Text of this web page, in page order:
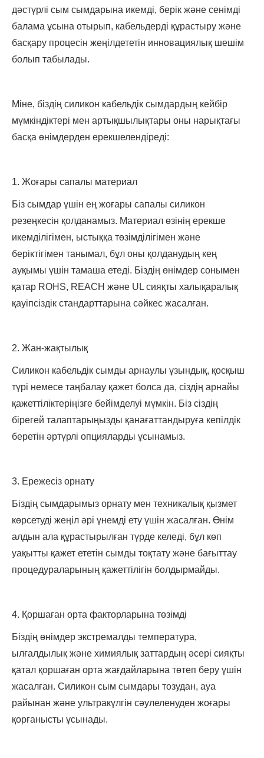
дәстүрлі сым сымдарына икемді, берік және сенімді
балама ұсына отырып, кабельдерді құрастыру және
басқару процесін жеңілдететін инновациялық шешім
болып табылады.
Міне, біздің силикон кабельдік сымдардың кейбір
мүмкіндіктері мен артықшылықтары оны нарықтағы
басқа өнімдерден ерекшелендіреді:
1. Жоғары сапалы материал
Біз сымдар үшін ең жоғары сапалы силикон
резеңкесін қолданамыз. Материал өзінің ерекше
икемділігімен, ыстыққа төзімділігімен және
беріктігімен танымал, бұл оны қолданудың кең
ауқымы үшін тамаша етеді. Біздің өнімдер сонымен
қатар ROHS, REACH және UL сияқты халықаралық
қауіпсіздік стандарттарына сәйкес жасалған.
2. Жан-жақтылық
Силикон кабельдік сымды арнаулы ұзындық, қосқыш
түрі немесе таңбалау қажет болса да, сіздің арнайы
қажеттіліктеріңізге бейімделуі мүмкін. Біз сіздің
бірегей талаптарыңызды қанағаттандыруға кепілдік
беретін әртүрлі опцияларды ұсынамыз.
3. Ережесіз орнату
Біздің сымдарымыз орнату мен техникалық қызмет
көрсетуді жеңіл әрі үнемді ету үшін жасалған. Өнім
алдын ала құрастырылған түрде келеді, бұл көп
уақытты қажет ететін сымды тоқтату және бағыттау
процедураларының қажеттілігін болдырмайды.
4. Қоршаған орта факторларына төзімді
Біздің өнімдер экстремалды температура,
ылғалдылық және химиялық заттардың әсері сияқты
қатал қоршаған орта жағдайларына төтеп беру үшін
жасалған. Силикон сым сымдары тозудан, ауа
райынан және ультракүлгін сәулеленуден жоғары
қорғанысты ұсынады.